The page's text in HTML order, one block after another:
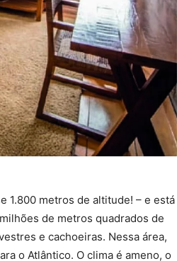
1.800 metros de altitude! – e está
de metros quadrados de
e cachoeiras. Nessa área,
o Atlântico. O clima é ameno, o